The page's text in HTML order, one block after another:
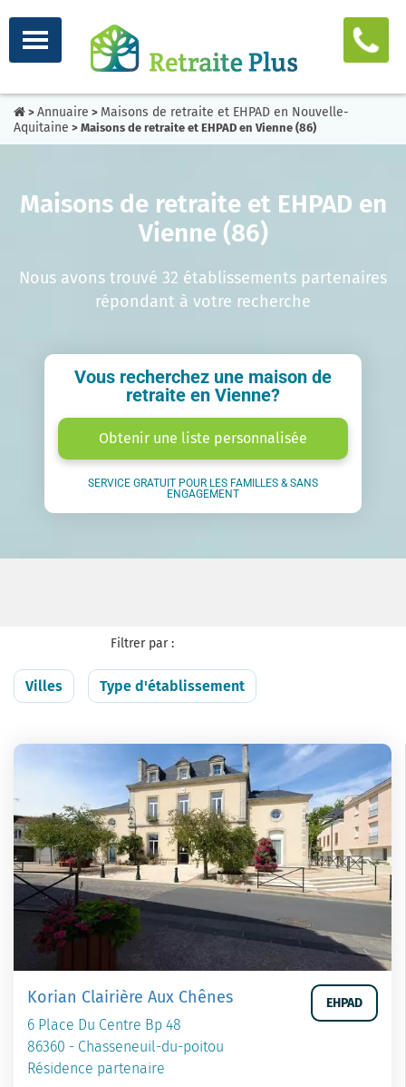
> Annuaire > Maisons de retraite et EHPAD en Nouvelle-
Aquitaine > Maisons de retraite et EHPAD en Vienne (86)
Maisons de retraite et EHPAD en
Vienne (86)
Nous avons trouvé 32 établissements partenaires
répondant à votre recherche
Vous recherchez une maison de
retraite en Vienne?
Obtenir une liste personnalisée
SERVICE GRATUIT POUR LES FAMILLES & SANS
ENGAGEMENT
Filtrer par :
Villes Type d'établissement
Korian Clairière Aux Chênes
6 Place Du Centre Bp 48
86360 - Chasseneuil-du-poitou
Résidence partenaire
EHPAD